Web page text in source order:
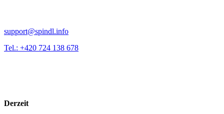
support@spindl.info
Tel.: +420 724 138 678
Derzeit